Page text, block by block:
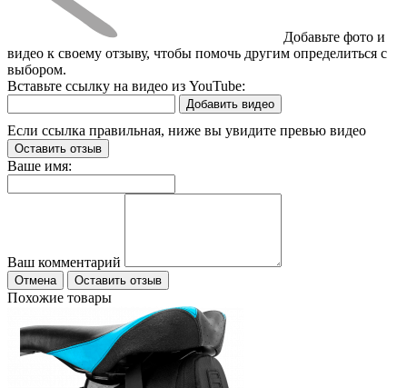
Добавьте фото и
видео к своему отзыву, чтобы помочь другим определиться с
выбором.
Вставьте ссылку на видео из YouTube:
Добавить видео
Если ссылка правильная, ниже вы увидите превью видео
Оставить отзыв
Ваше имя:
Ваш комментарий
Отмена Оставить отзыв
Похожие товары